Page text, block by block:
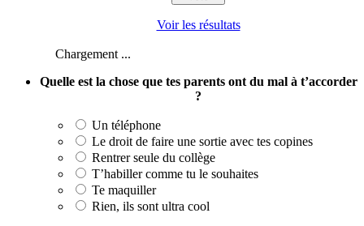
Voir les résultats
Chargement ...
Quelle est la chose que tes parents ont du mal à t’accorder
?
Un téléphone
Le droit de faire une sortie avec tes copines
Rentrer seule du collège
T’habiller comme tu le souhaites
Te maquiller
Rien, ils sont ultra cool